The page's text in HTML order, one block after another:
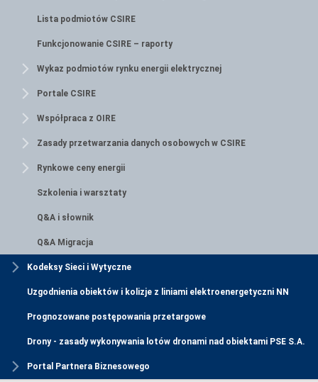
Lista podmiotów CSIRE
Funkcjonowanie CSIRE – raporty
Wykaz podmiotów rynku energii elektrycznej
Portale CSIRE
Współpraca z OIRE
Zasady przetwarzania danych osobowych w CSIRE
Rynkowe ceny energii
Szkolenia i warsztaty
Q&A i słownik
Q&A Migracja
Kodeksy Sieci i Wytyczne
Uzgodnienia obiektów i kolizje z liniami elektroenergetyczni NN
Prognozowane postępowania przetargowe
Drony - zasady wykonywania lotów dronami nad obiektami PSE S.A.
Portal Partnera Biznesowego